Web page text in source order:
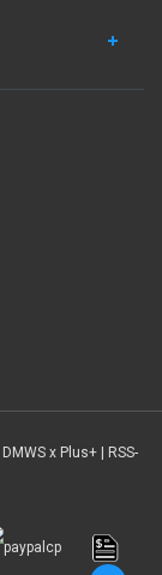
DMWS x Plus+ RSS-